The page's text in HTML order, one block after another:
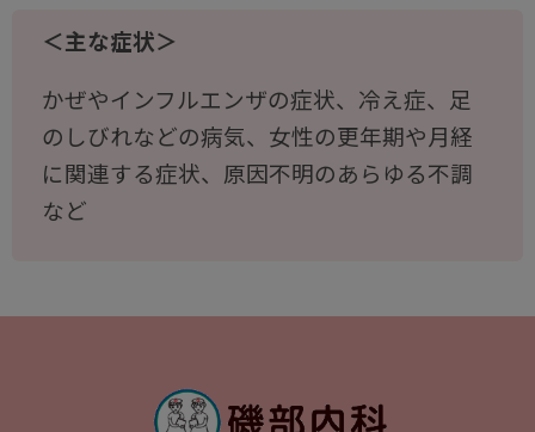
＜主な症状＞
かぜやインフルエンザの症状、冷え症、足
のしびれなどの病気、女性の更年期や月経
に関連する症状、原因不明のあらゆる不調
など